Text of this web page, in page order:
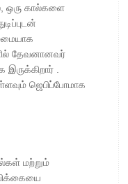
ஒரு கால்களை
தேவனானவர்
.
ஜெபிப்போமாக
மற்றும்